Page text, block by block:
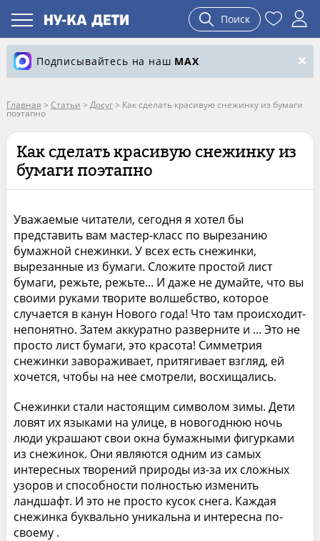
Поиск
Подписывайтесь на наш MAX
Главная > Статьи > Досуг> Как сделать красивую снежинку из бумаги
поэтапно
Как сделать красивую снежинку из
бумаги поэтапно
Уважаемые читатели, сегодня я хотел бы
представить вам мастер-класс по вырезанию
бумажной снежинки. У всех есть снежинки,
вырезанные из бумаги. Сложите простой лист
бумаги, режьте, режьте... И даже не думайте, что вы
своими руками творите волшебство, которое
случается в канун Нового года! Что там происходит-
непонятно. Затем аккуратно разверните и ... Это не
просто лист бумаги, это красота! Симметрия
снежинки завораживает, притягивает взгляд, ей
хочется, чтобы на нее смотрели, восхищались.
Снежинки стали настоящим символом зимы. Дети
ловят их языками на улице, в новогоднюю ночь
люди украшают свои окна бумажными фигурками
из снежинок. Они являются одним из самых
интересных творений природы из-за их сложных
узоров и способности полностью изменить
ландшафт. И это не просто кусок снега. Каждая
снежинка буквально уникальна и интересна по-
своему .